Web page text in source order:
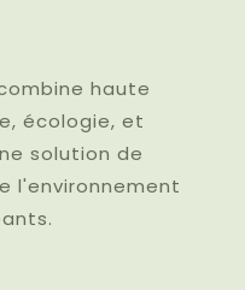
haute
écologie, et
solution de
l'environnement